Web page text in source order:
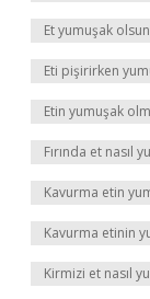
Et yumuşak
Eti pişirirken
Etin yumuşak
Fırında et nasıl
Kavurma etin
Kavurma etinin
Kirmizi et nasıl